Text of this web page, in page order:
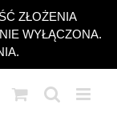
ZŁOŻENIA
WYŁĄCZONA.